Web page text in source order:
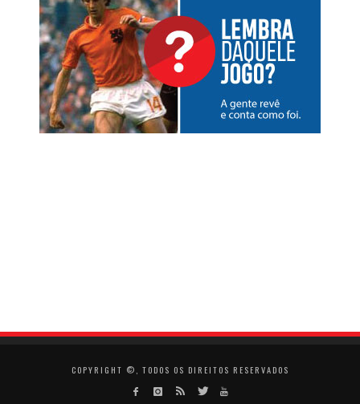
COPYRIGHT ©, TODOS OS DIREITOS RESERVADOS